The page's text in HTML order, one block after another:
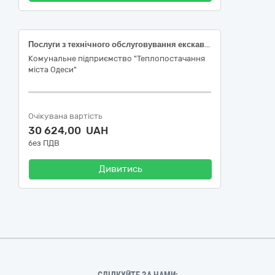
Послуги з технічного обслуговування екскаваторів-навантажувачів
Комунальне підприємство "Теплопостачання
міста Одеси"
Очікувана вартість
30 624,00 UAH
без ПДВ
Дивитись